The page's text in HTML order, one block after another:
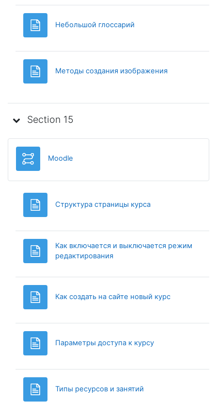
Небольшой глоссарий
Методы создания изображения
Section 15
Moodle
Структура страницы курсаPage
Как включается и выключается режим
редактирования
Как создать на сайте новый курсPage
Параметры доступа к курсуPage
Типы ресурсов и занятий